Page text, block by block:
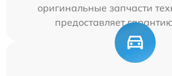
оригинальные запчасти
предоставляет